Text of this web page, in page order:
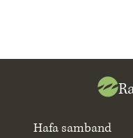
Hafa samband